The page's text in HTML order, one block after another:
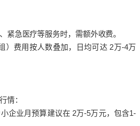
紧急医疗等服务时，需额外收费。
）费用按人数叠加，日均可达 2万-4万
情：
企业月预算建议在 2万-5万元，包含1-